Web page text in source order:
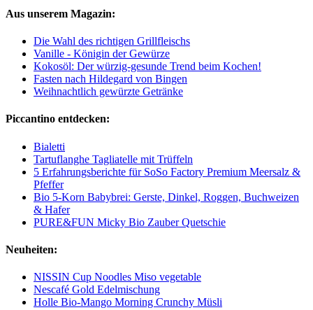
Aus unserem Magazin:
Die Wahl des richtigen Grillfleischs
Vanille - Königin der Gewürze
Kokosöl: Der würzig-gesunde Trend beim Kochen!
Fasten nach Hildegard von Bingen
Weihnachtlich gewürzte Getränke
Piccantino entdecken:
Bialetti
Tartuflanghe Tagliatelle mit Trüffeln
5 Erfahrungsberichte für SoSo Factory Premium Meersalz &
Pfeffer
Bio 5-Korn Babybrei: Gerste, Dinkel, Roggen, Buchweizen
& Hafer
PURE&FUN Micky Bio Zauber Quetschie
Neuheiten:
NISSIN Cup Noodles Miso vegetable
Nescafé Gold Edelmischung
Holle Bio-Mango Morning Crunchy Müsli